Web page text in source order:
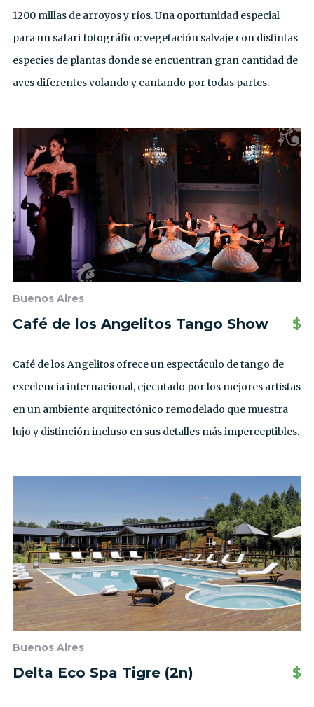
1200 millas de arroyos y ríos. Una oportunidad especial
para un safari fotográfico: vegetación salvaje con distintas
especies de plantas donde se encuentran gran cantidad de
aves diferentes volando y cantando por todas partes.
Buenos Aires
Café de los Angelitos Tango Show $
Café de los Angelitos ofrece un espectáculo de tango de
excelencia internacional, ejecutado por los mejores artistas
en un ambiente arquitectónico remodelado que muestra
lujo y distinción incluso en sus detalles más imperceptibles.
Buenos Aires
Delta Eco Spa Tigre (2n) $